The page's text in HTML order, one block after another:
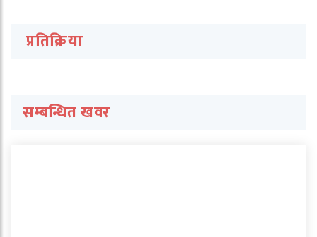
प्रतिक्रिया
सम्बन्धित खवर